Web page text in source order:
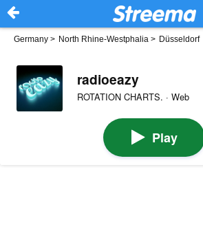
Germany > North Rhine-Westphalia > Düsseldorf
radioeazy
ROTATION CHARTS. · Web
Play